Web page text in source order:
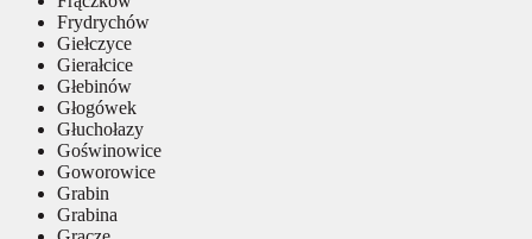
Frydrychów
Giełczyce
Gierałcice
Głebinów
Głogówek
Głuchołazy
Goświnowice
Goworowice
Grabin
Grabina